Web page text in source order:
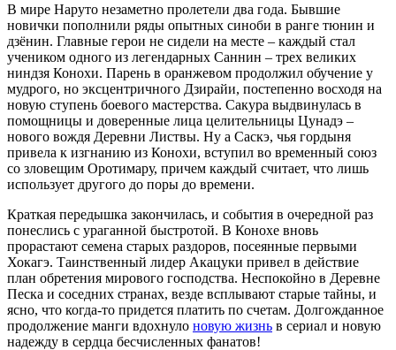
В мире Наруто незаметно пролетели два года. Бывшие
новички пополнили ряды опытных синоби в ранге тюнин и
дзёнин. Главные герои не сидели на месте – каждый стал
учеником одного из легендарных Саннин – трех великих
ниндзя Конохи. Парень в оранжевом продолжил обучение у
мудрого, но эксцентричного Дзирайи, постепенно восходя на
новую ступень боевого мастерства. Сакура выдвинулась в
помощницы и доверенные лица целительницы Цунадэ –
нового вождя Деревни Листвы. Ну а Саскэ, чья гордыня
привела к изгнанию из Конохи, вступил во временный союз
со зловещим Оротимару, причем каждый считает, что лишь
использует другого до поры до времени.
Краткая передышка закончилась, и события в очередной раз
понеслись с ураганной быстротой. В Конохе вновь
прорастают семена старых раздоров, посеянные первыми
Хокагэ. Таинственный лидер Акацуки привел в действие
план обретения мирового господства. Неспокойно в Деревне
Песка и соседних странах, везде всплывают старые тайны, и
ясно, что когда-то придется платить по счетам. Долгожданное
продолжение манги вдохнуло новую жизнь в сериал и новую
надежду в сердца бесчисленных фанатов!